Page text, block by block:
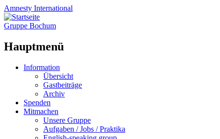
Amnesty International
Gruppe Bochum
Hauptmenü
Zum
Information
Übersicht
Gastbeiträge
Archiv
Spenden
Mitmachen
Unsere Gruppe
Aufgaben / Jobs / Praktika